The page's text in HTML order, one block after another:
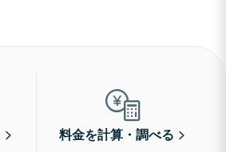
料金を計算・調べる